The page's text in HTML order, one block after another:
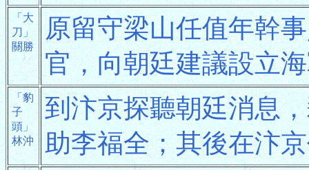
「大
刀」
關勝
原留守梁山任值年幹
官，向朝廷建議設立
「豹
子
頭」
林沖
到汴京探聽朝廷消息
助李福全；其後在汴